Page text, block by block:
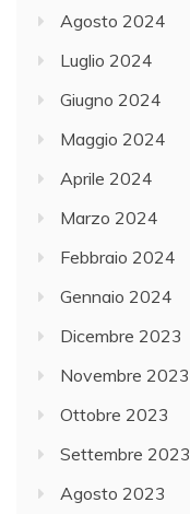
Agosto 2024
Luglio 2024
Giugno 2024
Maggio 2024
Aprile 2024
Marzo 2024
Febbraio 2024
Gennaio 2024
Dicembre 2023
Novembre 2023
Ottobre 2023
Settembre 2023
Agosto 2023